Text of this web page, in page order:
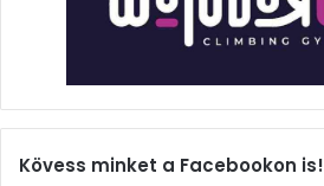
Kövess minket a Facebookon is!